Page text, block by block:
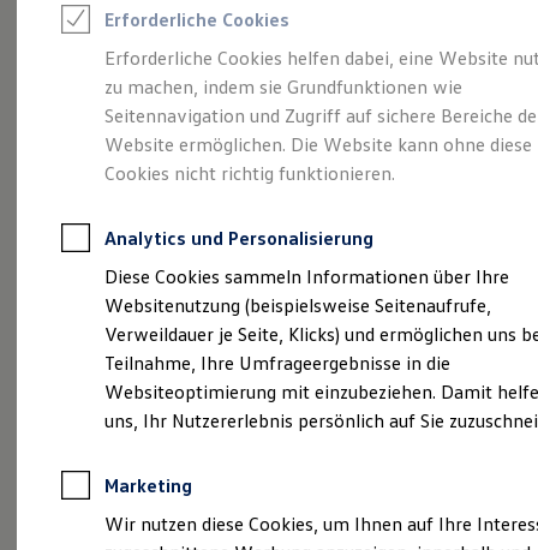
Saisonangebote
Leasing
Leasing-Angebote
Gebrauchtwagen Leasing
Junge Gebrauchtwagen-Leasing
Elektroauto Leasing
Kleinwagen-Leasing
Leasing ohne Anzahlung
Autokredit mit Schlussrate
Versicherungen und Garantien
Kfz-Versicherung
Restschuldversicherungen
Garantien
Wartungsverträge
Geschäftskunden
Professional Class bei Volkswagen
Großkunden
Behörden
Anpfiff zum Gewinn
Elektroautos
Volkswagen Economy
Service Rabattaktion
Erforderliche Cookies
Erforderliche Cookies helfen dabei, eine Website
zu machen, indem sie Grundfunktionen wie
Seitennavigation und Zugriff auf sichere Bereiche
Website ermöglichen. Die Website kann ohne diese
Cookies nicht richtig funktionieren.
Analytics und Personalisierung
Diese Cookies sammeln Informationen über Ihre
Websitenutzung (beispielsweise Seitenaufrufe,
Verweildauer je Seite, Klicks) und ermöglichen uns
Teilnahme, Ihre Umfrageergebnisse in die
Websiteoptimierung mit einzubeziehen. Damit
uns, Ihr Nutzererlebnis persönlich auf Sie
Marketing
Wir nutzen diese Cookies, um Ihnen auf Ihre